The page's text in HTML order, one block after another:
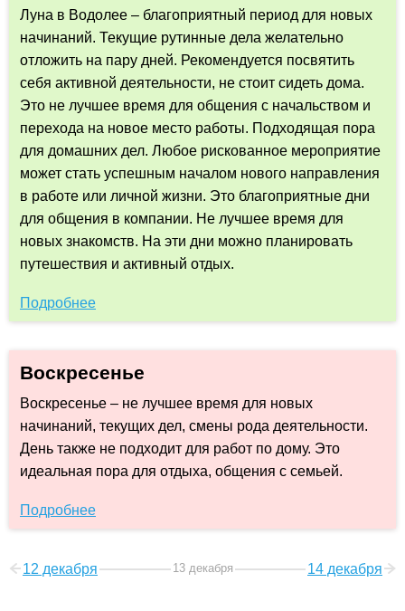
Луна в Водолее – благоприятный период для новых
начинаний. Текущие рутинные дела желательно
отложить на пару дней. Рекомендуется посвятить
себя активной деятельности, не стоит сидеть дома.
Это не лучшее время для общения с начальством и
перехода на новое место работы. Подходящая пора
для домашних дел. Любое рискованное мероприятие
может стать успешным началом нового направления
в работе или личной жизни. Это благоприятные дни
для общения в компании. Не лучшее время для
новых знакомств. На эти дни можно планировать
путешествия и активный отдых.
Подробнее
Воскресенье
Воскресенье – не лучшее время для новых
начинаний, текущих дел, смены рода деятельности.
День также не подходит для работ по дому. Это
идеальная пора для отдыха, общения с семьей.
Подробнее
12 декабря 13 декабря 14 декабря